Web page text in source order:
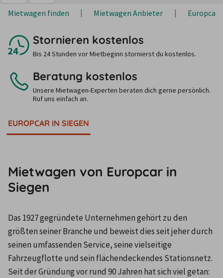
Mietwagen finden Mietwagen Anbieter Europcar
Stornieren kostenlos
Bis 24 Stunden vor Mietbeginn stornierst du kostenlos.
Beratung kostenlos
Unsere Mietwagen-Experten beraten dich gerne persönlich.
Ruf uns einfach an.
EUROPCAR IN SIEGEN
Mietwagen von Europcar in
Siegen
Das 1927 gegründete Unternehmen gehört zu den
größten seiner Branche und beweist dies seit jeher durch
seinen umfassenden Service, seine vielseitige
Fahrzeugflotte und sein flächendeckendes Stationsnetz.
Seit der Gründung vor rund 90 Jahren hat sich viel getan: